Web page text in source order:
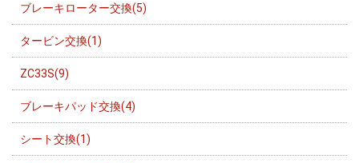
ブレーキローター交換(5)
タービン交換(1)
ZC33S(9)
ブレーキパッド交換(4)
シート交換(1)